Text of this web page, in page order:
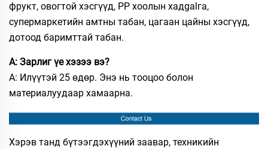
фрукт, овогтой хэсгүүд, PP хоолын хадgalга,
супермаркетийн амтны табан, цагаан цайны хэсгүүд,
дотоод баримттай табан.
А: Зарлиг үе хэзээ вэ?
А: Илүүтэй 25 өдөр. Энэ нь тооцоо болон
материалуудаар хамаарна.
Хэрэв танд бүтээгдэхүүний заавар, техникийн